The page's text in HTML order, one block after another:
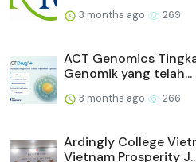
3 months ago 269
ACT Genomics
Genomik yang telah...
3 months ago 266
Ardingly College
Vietnam Prosperity